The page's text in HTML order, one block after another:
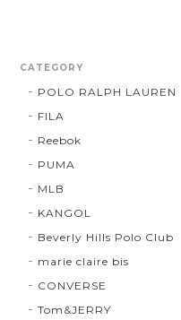
CATEGORY
POLO RALPH LAUREN
FILA
Reebok
PUMA
MLB
KANGOL
Beverly Hills Polo Club
marie claire bis
CONVERSE
Tom&JERRY